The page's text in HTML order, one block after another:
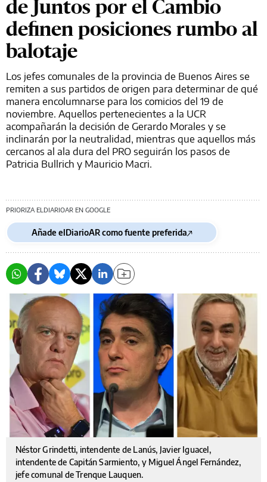
de Juntos por el Cambio
definen posiciones rumbo al
balotaje
Los jefes comunales de la provincia de Buenos Aires se
remiten a sus partidos de origen para determinar de qué
manera encolumnarse para los comicios del 19 de
noviembre. Aquellos pertenecientes a la UCR
acompañarán la decisión de Gerardo Morales y se
inclinarán por la neutralidad, mientras que aquellos más
cercanos al ala dura del PRO seguirán los pasos de
Patricia Bullrich y Mauricio Macri.
PRIORIZA ELDIARIOAR EN GOOGLE
Añade elDiarioAR como fuente preferida
Néstor Grindetti, intendente de Lanús, Javier Iguacel,
intendente de Capitán Sarmiento, y Miguel Ángel Fernández,
jefe comunal de Trenque Lauquen.